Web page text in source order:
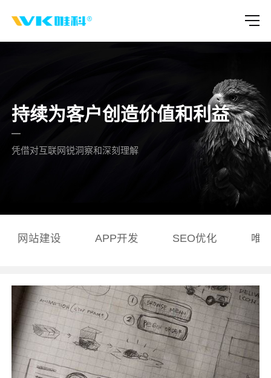
持续为客户创造价值和利益
凭借对互联网锐洞察和深刻理解
网站建设 APP开发 SEO优化 唯